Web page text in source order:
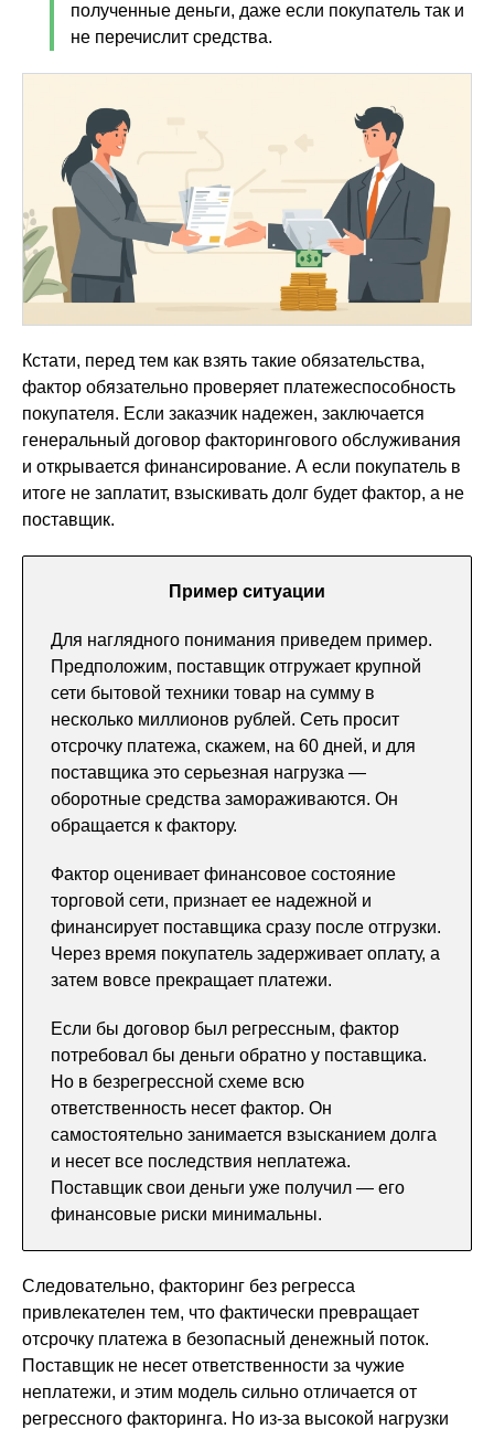
полученные деньги, даже если покупатель так и
не перечислит средства.
Кстати, перед тем как взять такие обязательства,
фактор обязательно проверяет платежеспособность
покупателя. Если заказчик надежен, заключается
генеральный договор факторингового обслуживания
и открывается финансирование. А если покупатель в
итоге не заплатит, взыскивать долг будет фактор, а не
поставщик.
Пример ситуации
Для наглядного понимания приведем пример.
Предположим, поставщик отгружает крупной
сети бытовой техники товар на сумму в
несколько миллионов рублей. Сеть просит
отсрочку платежа, скажем, на 60 дней, и для
поставщика это серьезная нагрузка —
оборотные средства замораживаются. Он
обращается к фактору.
Фактор оценивает финансовое состояние
торговой сети, признает ее надежной и
финансирует поставщика сразу после отгрузки.
Через время покупатель задерживает оплату, а
затем вовсе прекращает платежи.
Если бы договор был регрессным, фактор
потребовал бы деньги обратно у поставщика.
Но в безрегрессной схеме всю
ответственность несет фактор. Он
самостоятельно занимается взысканием долга
и несет все последствия неплатежа.
Поставщик свои деньги уже получил — его
финансовые риски минимальны.
Следовательно, факторинг без регресса
привлекателен тем, что фактически превращает
отсрочку платежа в безопасный денежный поток.
Поставщик не несет ответственности за чужие
неплатежи, и этим модель сильно отличается от
регрессного факторинга. Но из-за высокой нагрузки